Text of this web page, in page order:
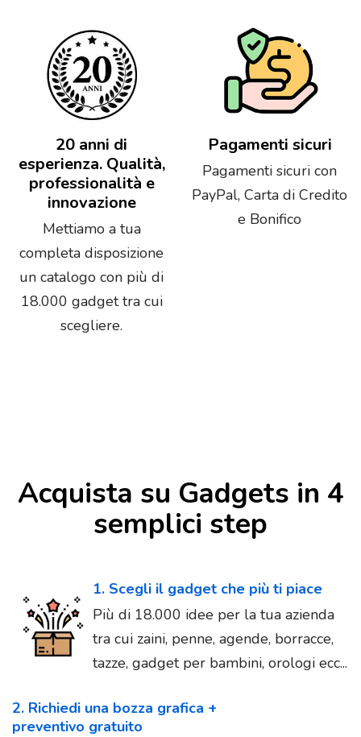
20 anni di
esperienza. Qualità,
professionalità e
innovazione
Mettiamo a tua
completa disposizione
un catalogo con più di
18.000 gadget tra cui
scegliere.
Pagamenti sicuri
Pagamenti sicuri con
PayPal, Carta di Credito
e Bonifico
Acquista su Gadgets in 4
semplici step
1. Scegli il gadget che più ti piace
Più di 18.000 idee per la tua azienda
tra cui zaini, penne, agende, borracce,
tazze, gadget per bambini, orologi ecc...
2. Richiedi una bozza grafica +
preventivo gratuito